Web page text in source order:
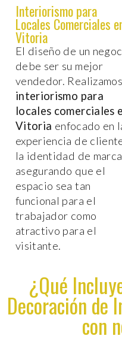
Interiorismo para
Locales Comerciales
Vitoria
El diseño de un
debe ser su mejor
vendedor. Realizamos
interiorismo para
locales comerciales
Vitoria enfocado en
experiencia de
la identidad de
asegurando que el
espacio sea tan
funcional para el
trabajador como
atractivo para el
visitante.
¿Qué
Decoración de
con